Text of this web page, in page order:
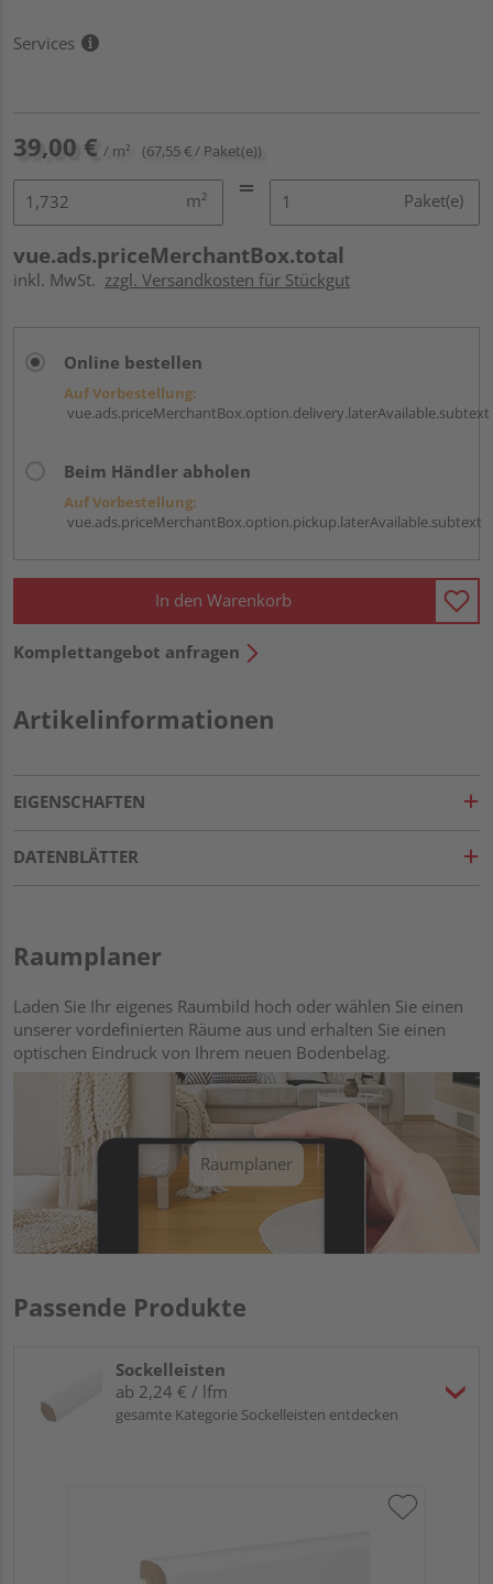
Services
39,00 € / m² (67,55 € / Paket(e))
m² Paket(e)
vue.ads.priceMerchantBox.total
inkl. MwSt. zzgl. Versandkosten für Stückgut
Online bestellen
Auf Vorbestellung:
vue.ads.priceMerchantBox.option.delivery.laterAvailable.subtext
Beim Händler abholen
Auf Vorbestellung:
vue.ads.priceMerchantBox.option.pickup.laterAvailable.subtext
In den Warenkorb
Komplettangebot anfragen
Artikelinformationen
EIGENSCHAFTEN
DATENBLÄTTER
Raumplaner
Laden Sie Ihr eigenes Raumbild hoch oder wählen Sie einen
unserer vordefinierten Räume aus und erhalten Sie einen
optischen Eindruck von Ihrem neuen Bodenbelag.
Raumplaner
Passende Produkte
Sockelleisten
ab 2,24 € / lfm
gesamte Kategorie Sockelleisten entdecken